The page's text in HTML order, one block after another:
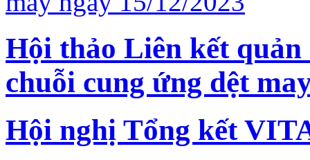
Hội thảo Liên kết
chuỗi cung ứng dệt
Hội nghị Tổng kết